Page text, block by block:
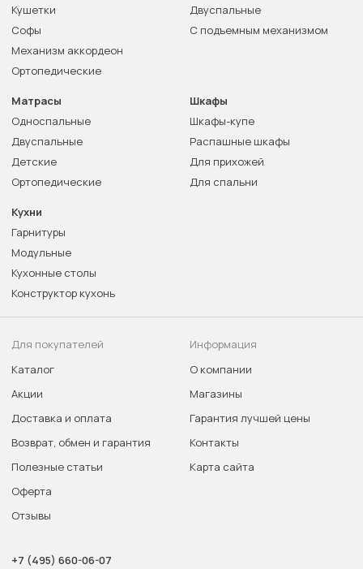
Кушетки
Софы
Механизм аккордеон
Ортопедические
Двуспальные
С подъемным механизмом
Матрасы
Односпальные
Двуспальные
Детские
Ортопедические
Шкафы
Шкафы-купе
Распашные шкафы
Для прихожей
Для спальни
Кухни
Гарнитуры
Модульные
Кухонные столы
Конструктор кухонь
Для покупателей
Каталог
Акции
Доставка и оплата
Возврат, обмен и гарантия
Полезные статьи
Оферта
Отзывы
Информация
О компании
Магазины
Гарантия лучшей цены
Контакты
Карта сайта
+7 (495) 660-06-07